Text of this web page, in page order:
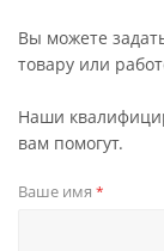
Вы можете
товару или
Наши
вам помогут.
Ваше имя *